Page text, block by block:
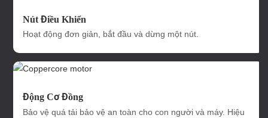
Nút Điều Khiển
Hoạt động đơn giản, bắt đầu và dừng một nút.
Động Cơ Đồng
Bảo vệ quá tải bảo vệ an toàn cho con người và máy. Hiệu